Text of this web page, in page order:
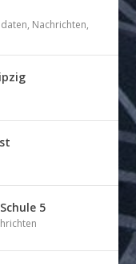
, Nachrichten,
5